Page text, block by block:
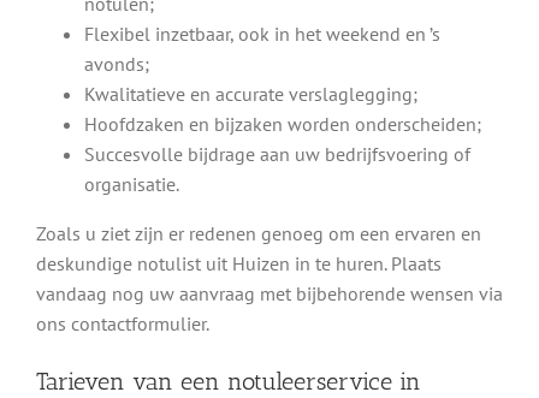
Flexibel inzetbaar, ook in het weekend en ’s
avonds;
Kwalitatieve en accurate verslaglegging;
Hoofdzaken en bijzaken worden onderscheiden;
Succesvolle bijdrage aan uw bedrijfsvoering of
organisatie.
Zoals u ziet zijn er redenen genoeg om een ervaren en
deskundige notulist uit Huizen in te huren. Plaats
vandaag nog uw aanvraag met bijbehorende wensen via
ons contactformulier.
Tarieven van een notuleerservice in